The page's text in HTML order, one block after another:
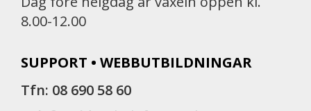
8.00-12.00
SUPPORT • WEBBUTBILDNINGAR
Tfn: 08 690 58 60